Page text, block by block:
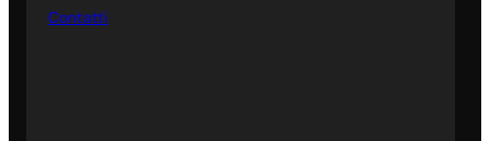
Contatti